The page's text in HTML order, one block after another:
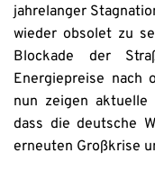
jahrelanger
wieder obsolet zu
Blockade der
Energiepreise nach
nun zeigen aktuelle
dass die deutsche
erneuten Großkrise